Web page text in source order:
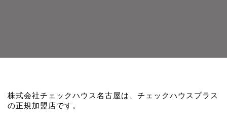
株式会社チェックハウス名古屋は、チェックハウスプラス
の正規加盟店です。